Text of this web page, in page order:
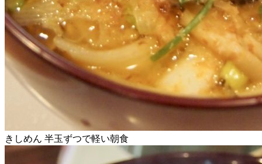
きしめん 半玉ずつで軽い朝食